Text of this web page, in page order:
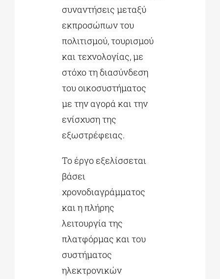
συναντήσεις μεταξύ
εκπροσώπων του
πολιτισμού, τουρισμού
και τεχνολογίας, με
στόχο τη διασύνδεση
του οικοσυστήματος
με την αγορά και την
ενίσχυση της
εξωστρέφειας.
Το έργο εξελίσσεται
βάσει
χρονοδιαγράμματος
και η πλήρης
λειτουργία της
πλατφόρμας και του
συστήματος
ηλεκτρονικών